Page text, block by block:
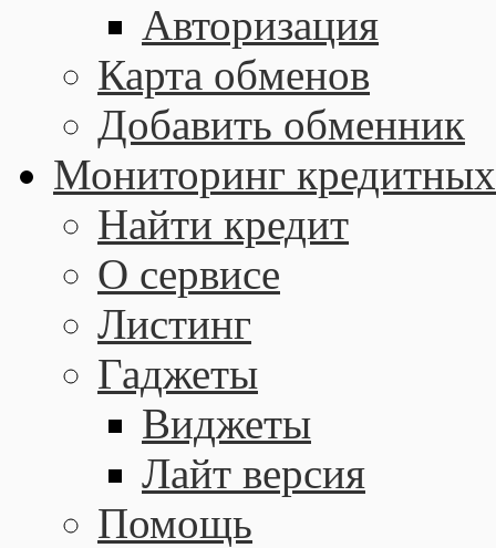
Авторизация
Карта обменов
Добавить обменник
Мониторинг кредитных
Найти кредит
О сервисе
Листинг
Гаджеты
Виджеты
Лайт версия
Помощь